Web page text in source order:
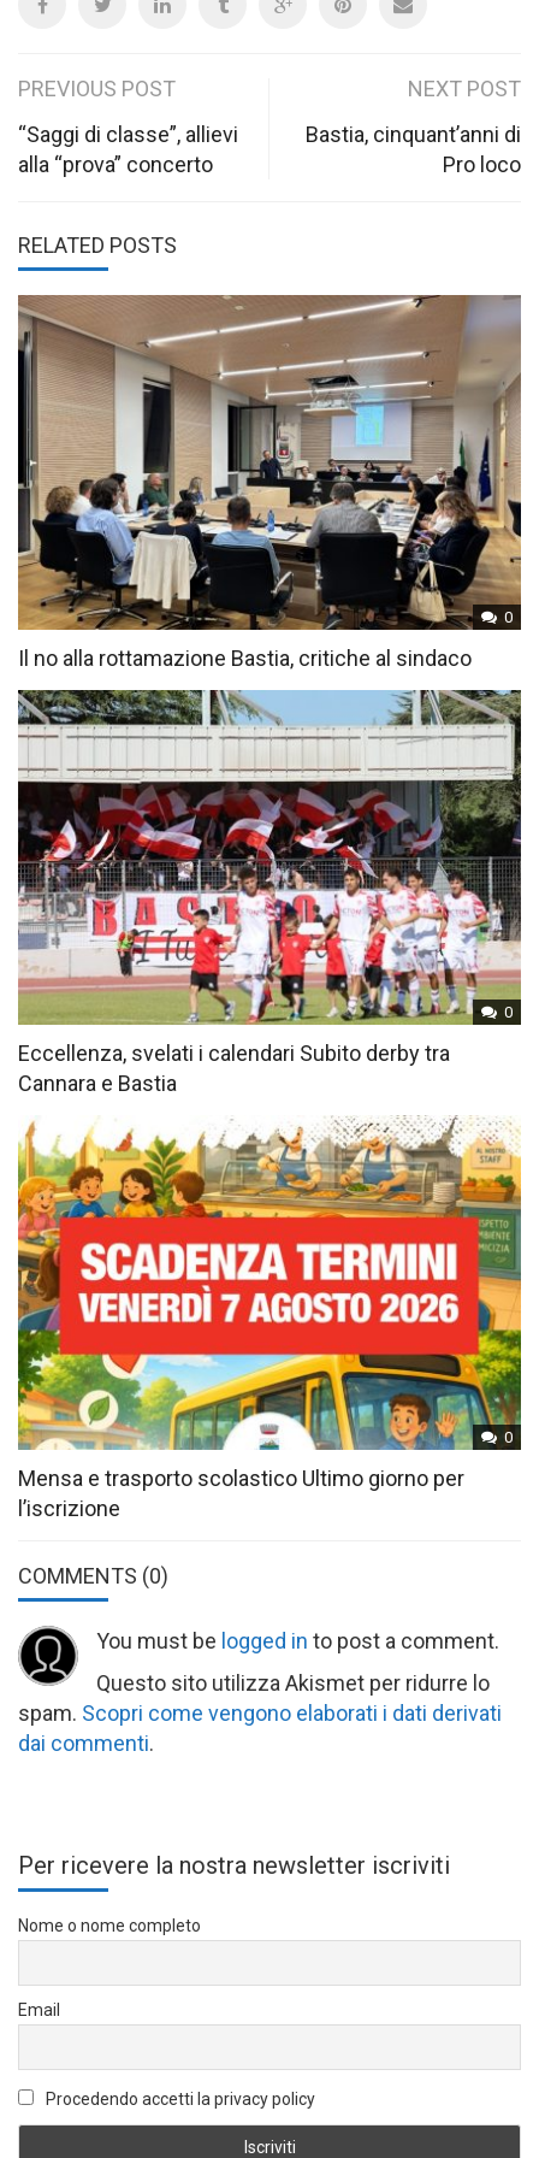
Post
navigation
PREVIOUS POST
“Saggi di classe”, allievi
alla “prova” concerto
NEXT POST
Bastia, cinquant’anni di
Pro loco
RELATED POSTS
0
Il no alla rottamazione Bastia, critiche al sindaco
0
Eccellenza, svelati i calendari Subito derby tra
Cannara e Bastia
0
Mensa e trasporto scolastico Ultimo giorno per
l’iscrizione
COMMENTS (0)
You must be logged in to post a comment.
Questo sito utilizza Akismet per ridurre lo
spam. Scopri come vengono elaborati i dati derivati
dai commenti.
Per ricevere la nostra newsletter iscriviti
Nome o nome completo
Email
Procedendo accetti la privacy policy